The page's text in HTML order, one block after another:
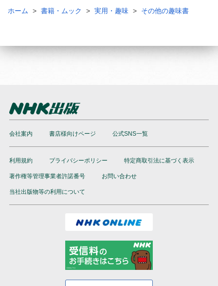
ホーム 書籍・ムック 実用・趣味 その他の趣味書
会社案内 書店様向けページ 公式SNS一覧
利用規約 プライバシーポリシー 特定商取引法に基づく表示
著作権等管理事業者許諾番号 お問い合わせ
当社出版物等の利用について